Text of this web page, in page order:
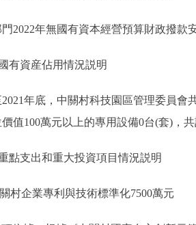
年無國有資本經營預算財政撥款
資産佔用情況説明
年底，中關村科技園區管理委員會共
值100萬元以上的專用設備0台(套)，
支出和重大投資項目情況説明
企業專利與技術標準化7500萬元